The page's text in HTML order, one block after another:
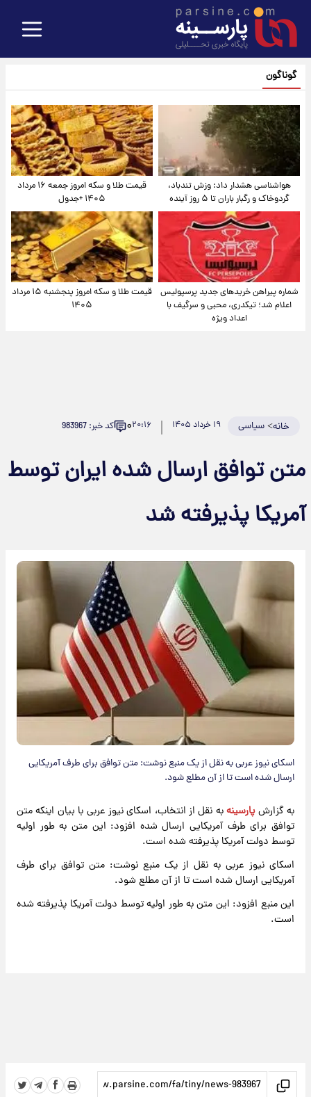
گوناگون
هواشناسی هشدار داد: وزش تندباد،
گردوخاک و رگبار باران تا ۵ روز آینده
قیمت طلا و سکه امروز جمعه ۱۶ مرداد
۱۴۰۵ +جدول
شماره پیراهن خریدهای جدید پرسپولیس
اعلام شد؛ تیکدری، محبی و سرگیف با
اعداد ویژه
قیمت طلا و سکه امروز پنجشنبه ۱۵ مرداد
۱۴۰۵
خانه>سیاسی ۱۹ خرداد ۱۴۰۵ ۲۰:۱۶۰ کد خبر: 983967
متن توافق ارسال شده ایران توسط
آمریکا پذیرفته شد
اسکای نیوز عربی به نقل از یک منبع نوشت: متن توافق برای طرف آمریکایی
ارسال شده است تا از آن مطلع شود.
به گزارش پارسینهبه نقل از انتخاب، اسکای نیوز عربی با بیان اینکه متن
توافق برای طرف آمریکایی ارسال شده افزود: این متن به طور اولیه
توسط دولت آمریکا پذیرفته شده است.
اسکای نیوز عربی به نقل از یک منبع نوشت: متن توافق برای طرف
آمریکایی ارسال شده است تا از آن مطلع شود.
این منبع افزود: این متن به طور اولیه توسط دولت آمریکا پذیرفته شده
است.